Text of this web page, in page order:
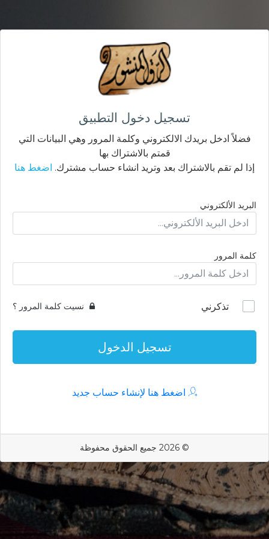
تسجيل دخول التطبيق
فضلاً ادخل بريدك الالكتروني وكلمة المرور وهي البيانات التي
قمتم بالاشتراك بها
إذا لم تقم بالاشتراك بعد وتريد انشاء حساب مشترك. اضغط هنا
البريد الألكتروني
كلمة المرور
تذكرني نسيت كلمة المرور ؟
تسجيل الدخول
اضغط هنا لإنشاء حساب جديد
© 2026 جميع الحقوق محفوظة